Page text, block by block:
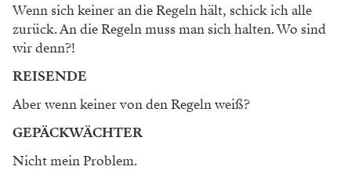
Wenn sich keiner an die Regeln hält, schick ich alle
zurück. An die Regeln muss man sich halten. Wo sind
wir denn?!
REISENDE
Aber wenn keiner von den Regeln weiß?
GEPÄCKWÄCHTER
Nicht mein Problem.